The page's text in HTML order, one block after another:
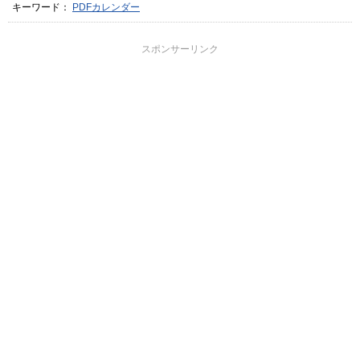
キーワード：
PDFカレンダー
スポンサーリンク